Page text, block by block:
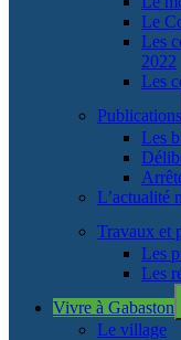
Le
Les
2022
Les
Publications
Les
L’actualité
Travaux et
Les
Les
Vivre à Gabaston
Le village